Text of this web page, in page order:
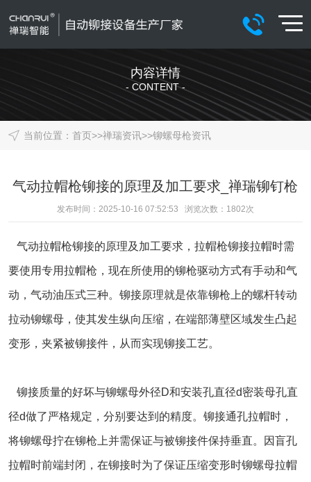
内容详情
- CONTENT -
当前位置： 首页>>禅瑞资讯>>铆螺母枪资讯
气动拉帽枪铆接的原理及加工要求_禅瑞铆钉枪
发布时间：2025-10-16 07:52:53 浏览次数： 1802次
气动拉帽枪铆接的原理及加工要求，拉帽枪铆接拉帽时需
要使用专用拉帽枪，现在所使用的铆枪驱动方式有手动和气
动，气动油压式三种。铆接原理就是依靠铆枪上的螺杆转动
拉动铆螺母，使其发生纵向压缩，在端部薄壁区域发生凸起
变形，夹紧被铆接件，从而实现铆接工艺。
铆接质量的好坏与铆螺母外径D和安装孔直径d密装母孔直
径d做了严格规定，分别要达到的精度。铆接通孔拉帽时，
将铆螺母拧在铆枪上并需保证与被铆接件保持垂直。因盲孔
拉帽时前端封闭，在铆接时为了保证压缩变形时铆螺母拉帽